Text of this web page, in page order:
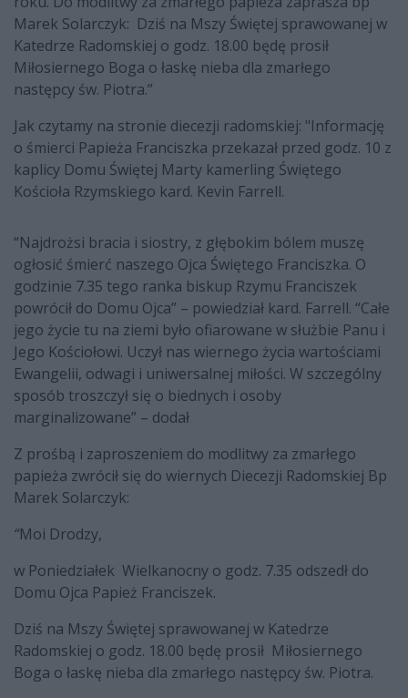
Marek Solarczyk: Dziś na Mszy Świętej sprawowanej w
Katedrze Radomskiej o godz. 18.00 będę prosił
Miłosiernego Boga o łaskę nieba dla zmarłego
następcy św. Piotra.”
Jak czytamy na stronie diecezji radomskiej: "Informację
o śmierci Papieża Franciszka przekazał przed godz. 10 z
kaplicy Domu Świętej Marty kamerling Świętego
Kościoła Rzymskiego kard. Kevin Farrell.
“Najdrożsi bracia i siostry, z głębokim bólem muszę
ogłosić śmierć naszego Ojca Świętego Franciszka. O
godzinie 7.35 tego ranka biskup Rzymu Franciszek
powrócił do Domu Ojca” – powiedział kard. Farrell. “Całe
jego życie tu na ziemi było ofiarowane w służbie Panu i
Jego Kościołowi. Uczył nas wiernego życia wartościami
Ewangelii, odwagi i uniwersalnej miłości. W szczególny
sposób troszczył się o biednych i osoby
marginalizowane” – dodał
Z prośbą i zaproszeniem do modlitwy za zmarłego
papieża zwrócił się do wiernych Diecezji Radomskiej Bp
Marek Solarczyk:
“Moi Drodzy,
w Poniedziałek Wielkanocny o godz. 7.35 odszedł do
Domu Ojca Papież Franciszek.
Dziś na Mszy Świętej sprawowanej w Katedrze
Radomskiej o godz. 18.00 będę prosił Miłosiernego
Boga o łaskę nieba dla zmarłego następcy św. Piotra.